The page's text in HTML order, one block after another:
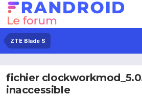
ZTE Blade S
fichier
inaccessible